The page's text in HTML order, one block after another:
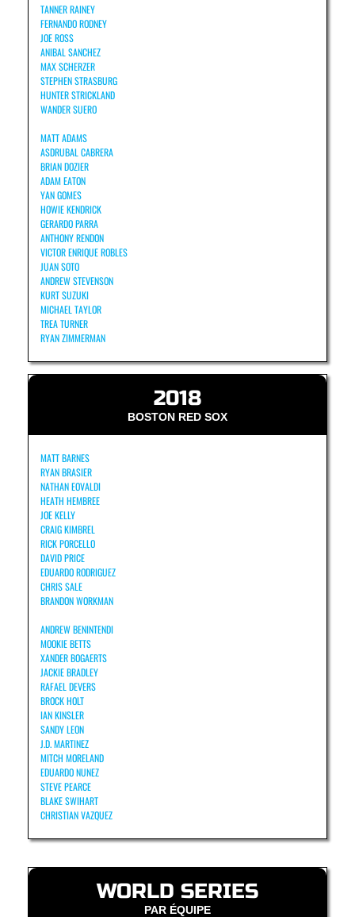
TANNER RAINEY
FERNANDO RODNEY
JOE ROSS
ANIBAL SANCHEZ
MAX SCHERZER
STEPHEN STRASBURG
HUNTER STRICKLAND
WANDER SUERO
MATT ADAMS
ASDRUBAL CABRERA
BRIAN DOZIER
ADAM EATON
YAN GOMES
HOWIE KENDRICK
GERARDO PARRA
ANTHONY RENDON
VICTOR ENRIQUE ROBLES
JUAN SOTO
ANDREW STEVENSON
KURT SUZUKI
MICHAEL TAYLOR
TREA TURNER
RYAN ZIMMERMAN
2018
BOSTON RED SOX
MATT BARNES
RYAN BRASIER
NATHAN EOVALDI
HEATH HEMBREE
JOE KELLY
CRAIG KIMBREL
RICK PORCELLO
DAVID PRICE
EDUARDO RODRIGUEZ
CHRIS SALE
BRANDON WORKMAN
ANDREW BENINTENDI
MOOKIE BETTS
XANDER BOGAERTS
JACKIE BRADLEY
RAFAEL DEVERS
BROCK HOLT
IAN KINSLER
SANDY LEON
J.D. MARTINEZ
MITCH MORELAND
EDUARDO NUNEZ
STEVE PEARCE
BLAKE SWIHART
CHRISTIAN VAZQUEZ
WORLD SERIES
PAR ÉQUIPE